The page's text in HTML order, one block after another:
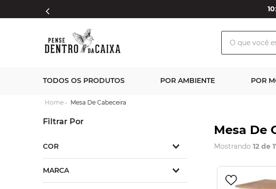
O que você
TODOS OS PRODUTOS POR AMBIENTE POR
Mesa De Cabeceira
COR
Marrom antique
Branco
MARCA
Mesa De
Mostrando 12 de